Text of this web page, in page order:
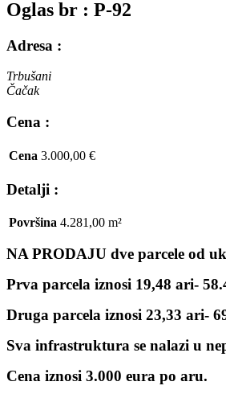
Oglas br : P-92
Adresa :
Trbušani
Čačak
Cena :
Cena 3.000,00 €
Detalji :
Površina 4.281,00 m²
NA PRODAJU dve parcele od
Prva parcela iznosi 19,48 ari-
Druga parcela iznosi 23,33 ari-
Sva infrastruktura se nalazi u
Cena iznosi 3.000 eura po aru.